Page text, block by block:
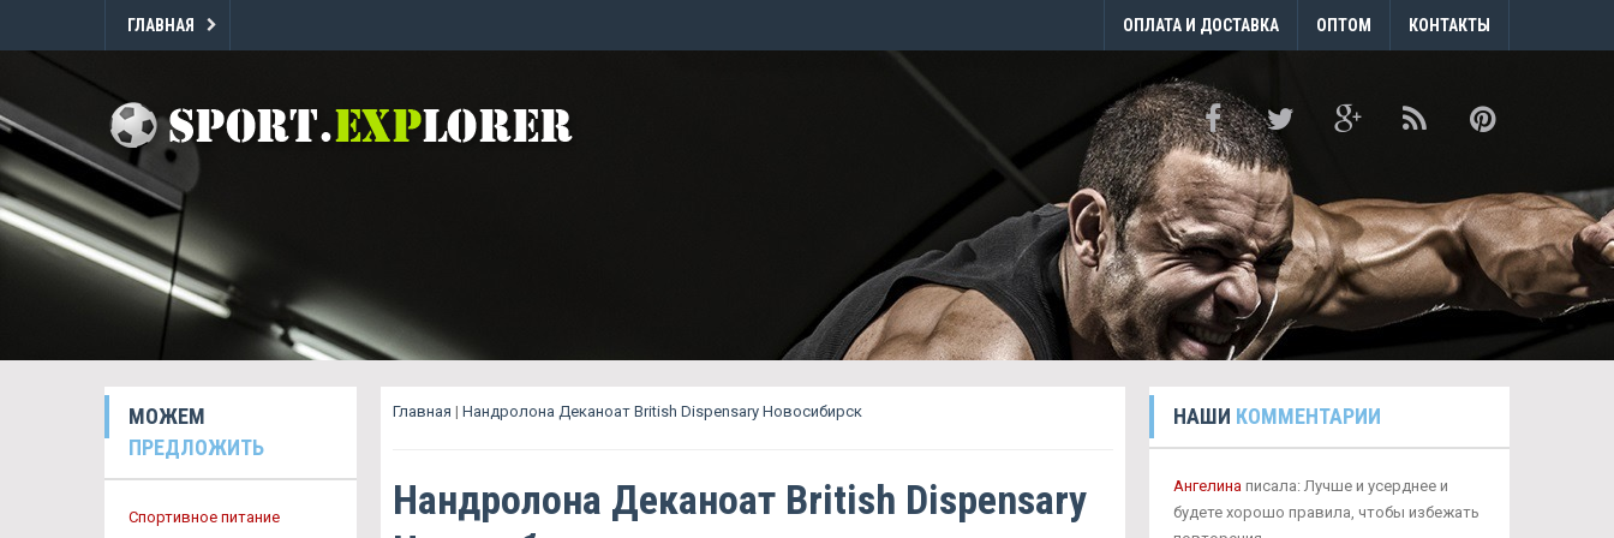
ГЛАВНАЯ ОПЛАТА И ДОСТАВКА ОПТОМ КОНТАКТЫ
МОЖЕМ
ПРЕДЛОЖИТЬ
Спортивное питание
Главная | Нандролона Деканоат British Dispensary Новосибирск
Нандролона Деканоат British Dispensary
НАШИ КОММЕНТАРИИ
Ангелинаписала: Лучше и усерднее и
будете хорошо правила, чтобы избежать